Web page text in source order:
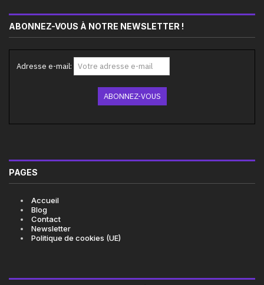
ABONNEZ-VOUS À NOTRE NEWSLETTER !
Adresse e-mail:
PAGES
Accueil
Blog
Contact
Newsletter
Politique de cookies (UE)